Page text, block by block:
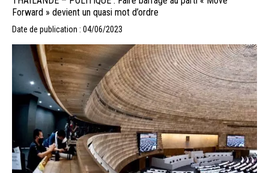
Forward » devient un quasi mot d’ordre
Date de publication : 04/06/2023